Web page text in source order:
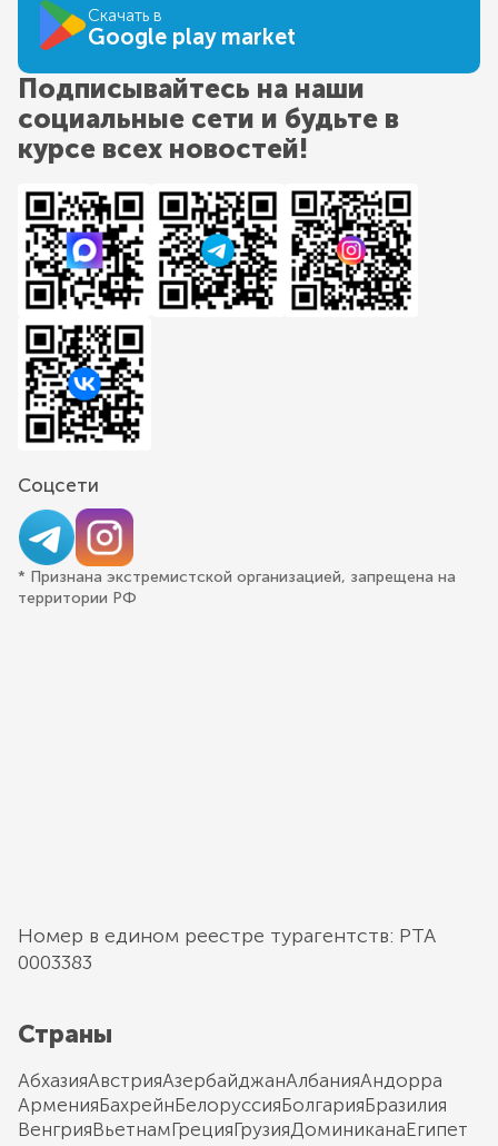
Скачать в
Google play market
Подписывайтесь на наши
социальные сети и будьте в
курсе всех новостей!
Соцсети
* Признана экстремистской организацией, запрещена на
территории РФ
Номер в едином реестре турагентств: РТА
0003383
Страны
АбхазияАвстрияАзербайджанАлбанияАндорра
АрменияБахрейнБелоруссияБолгарияБразилия
ВенгрияВьетнамГрецияГрузияДоминиканаЕгипет